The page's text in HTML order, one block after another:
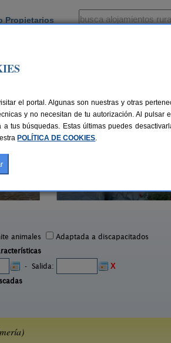
Propietarios
animales
Adaptada a discapacitados
- Salida:
X
el portal. Algunas son nuestras y otras
y no necesitan de tu autorización. Al pulsar
tus búsquedas. Estas últimas puedes
POLÍTICA DE COOKIES.